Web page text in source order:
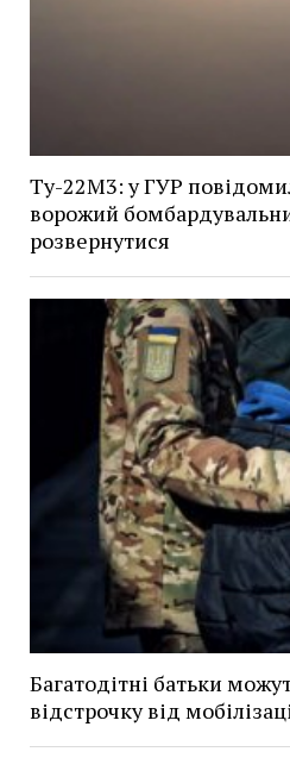
Ту-22М3: у ГУР
ворожий
розвернутися
Багатодітні батьки
відстрочку від